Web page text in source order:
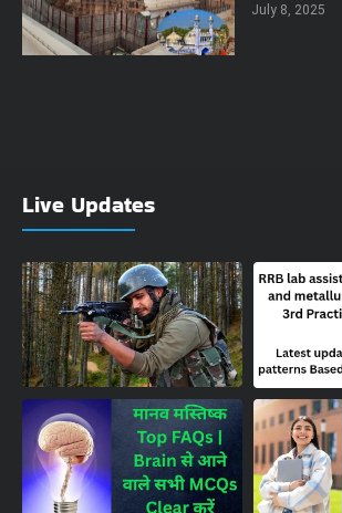
July 8, 2025
Live Updates